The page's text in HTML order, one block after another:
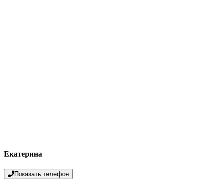
Екатерина
Показать телефон